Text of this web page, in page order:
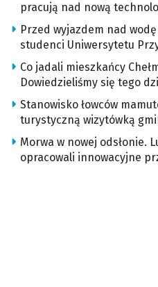
pracują nad nową
Przed wyjazdem nad
studenci Uniwersytetu
Co jadali mieszkańcy
Dowiedzieliśmy się tego
Stanowisko łowców
turystyczną wizytówką
Morwa w nowej odsłonie.
opracowali innowacyjne